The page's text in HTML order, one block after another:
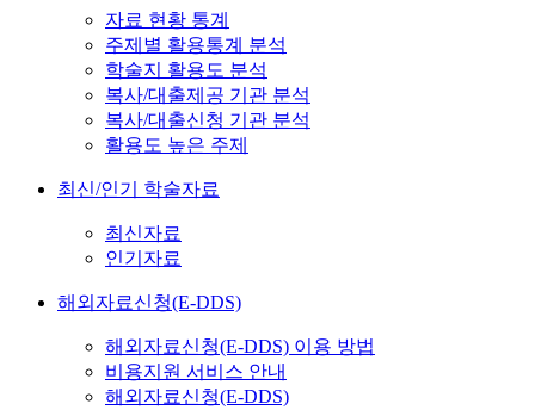
자료 현황 통계
주제별 활용통계 분석
학술지 활용도 분석
복사/대출제공 기관 분석
복사/대출신청 기관 분석
활용도 높은 주제
최신/인기 학술자료
최신자료
인기자료
해외자료신청(E-DDS)
해외자료신청(E-DDS) 이용 방법
비용지원 서비스 안내
해외자료신청(E-DDS)